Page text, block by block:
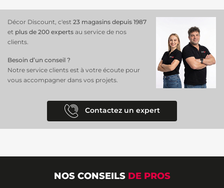
Décor Discount, c'est 23 magasins depuis 1987
et plus de 200 experts au service de nos
clients.
Besoin d’un conseil ?
Notre service clients est à votre écoute pour
vous accompagner dans vos projets.
Contactez un expert
NOS CONSEILS DE PROS